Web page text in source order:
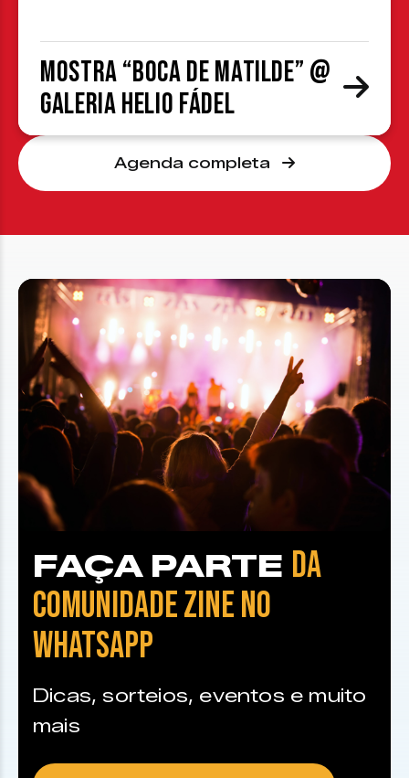
Mostra “Boca de Matilde” @
Galeria Helio Fádel
Agenda completa
FAÇA PARTE DA
COMUNIDADE ZINE NO
WHATSAPP
Dicas, sorteios, eventos e muito
mais